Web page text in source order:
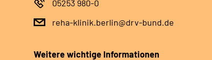
05253 980-0
reha-klinik.berlin@drv-bund.de
Weitere wichtige Informationen